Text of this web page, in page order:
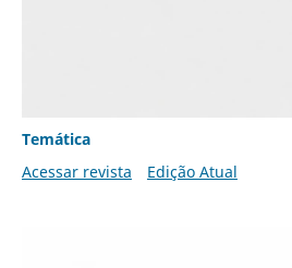
Temática
Acessar revista
Edição Atual